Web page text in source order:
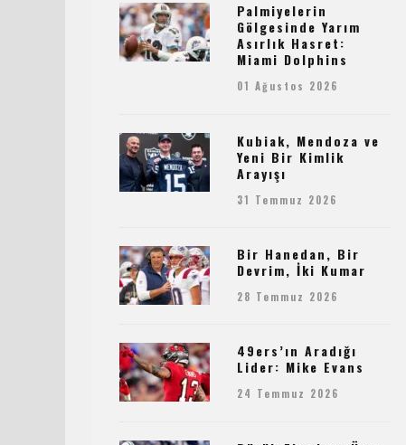
Palmiyelerin
Gölgesinde Yarım
Asırlık Hasret:
Miami Dolphins
01 Ağustos 2026
Kubiak, Mendoza ve
Yeni Bir Kimlik
Arayışı
31 Temmuz 2026
Bir Hanedan, Bir
Devrim, İki Kumar
28 Temmuz 2026
49ers’ın Aradığı
Lider: Mike Evans
24 Temmuz 2026